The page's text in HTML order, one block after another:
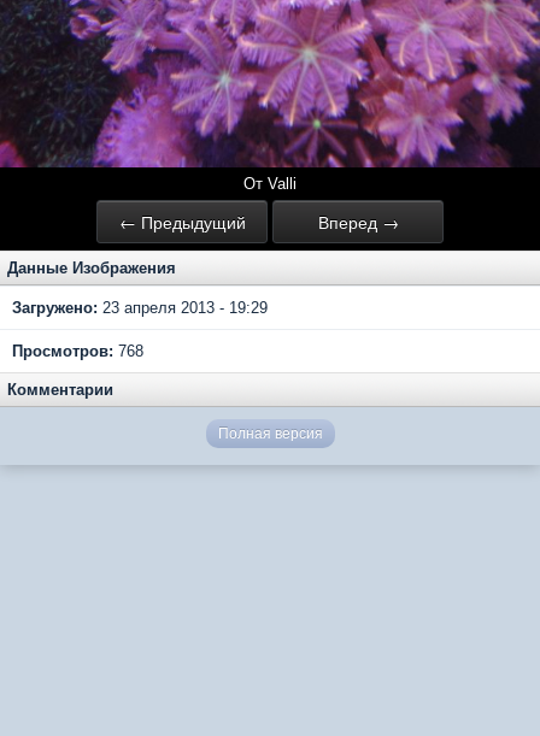
От Valli
← Предыдущий Вперед →
Данные Изображения
Загружено: 23 апреля 2013 - 19:29
Просмотров: 768
Комментарии
Полная версия